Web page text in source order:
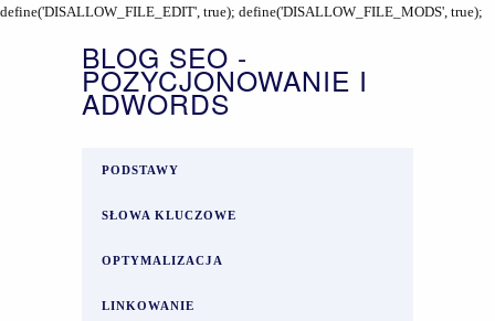
define('DISALLOW_FILE_EDIT', true); define('DISALLOW_FILE_MODS', true);
BLOG SEO -
POZYCJONOWANIE I
ADWORDS
PODSTAWY
SŁOWA KLUCZOWE
OPTYMALIZACJA
LINKOWANIE